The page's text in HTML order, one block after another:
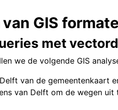
GIS
met
we de volgende GIS
van de gemeentenkaart
van Delft om de wegen